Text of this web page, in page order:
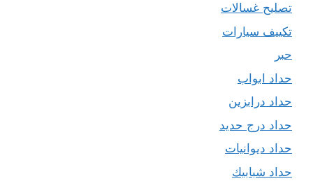
تصليح غسالات
تكييف سيارات
حبر
حداد ابواب
حداد درابزين
حداد درج حديد
حداد ديوانيات
حداد شبابيك